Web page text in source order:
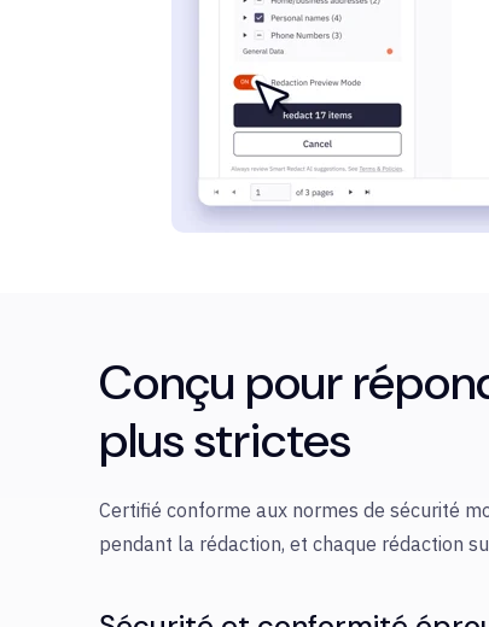
Conçu pour
plus strictes
Certifié conforme aux normes de sécurité
pendant la rédaction, et chaque rédaction